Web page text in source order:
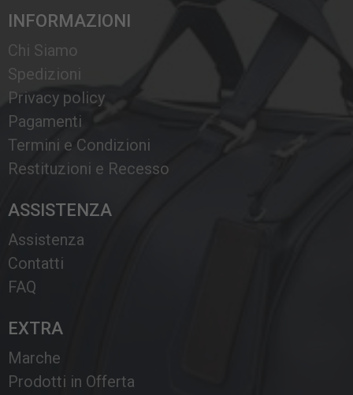
INFORMAZIONI
Chi Siamo
Spedizioni
Privacy policy
Pagamenti
Termini e Condizioni
Restituzioni e Recesso
ASSISTENZA
Assistenza
Contatti
FAQ
EXTRA
Marche
Prodotti in Offerta